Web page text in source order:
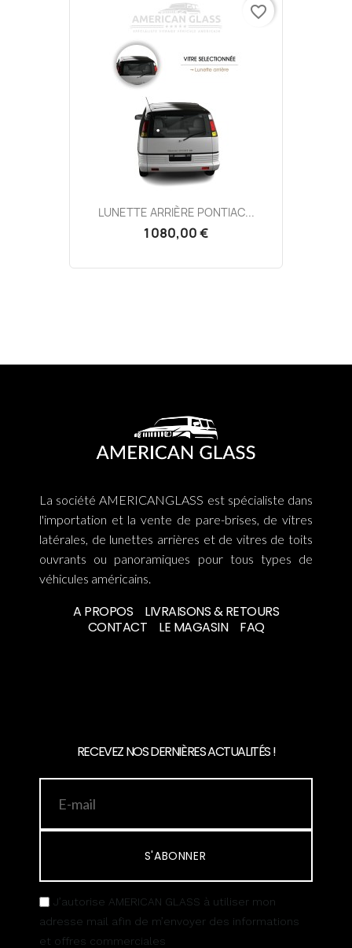
LUNETTE ARRIÈRE PONTIAC...
1 080,00 €
favorite_border
La société AMERICANGLASS est spécialiste dans
l'importation et la vente de pare-brises, de vitres
latérales, de lunettes arrières et de vitres de toits
ouvrants ou panoramiques pour tous types de
véhicules américains.
A PROPOS
LIVRAISONS & RETOURS
CONTACT
LE MAGASIN FAQ
RECEVEZ NOS DERNIÈRES ACTUALITÉS !
S'ABONNER
J’autorise AMERICAN GLASS à utiliser mon
adresse mail afin de m’envoyer des informations
et offres commerciales